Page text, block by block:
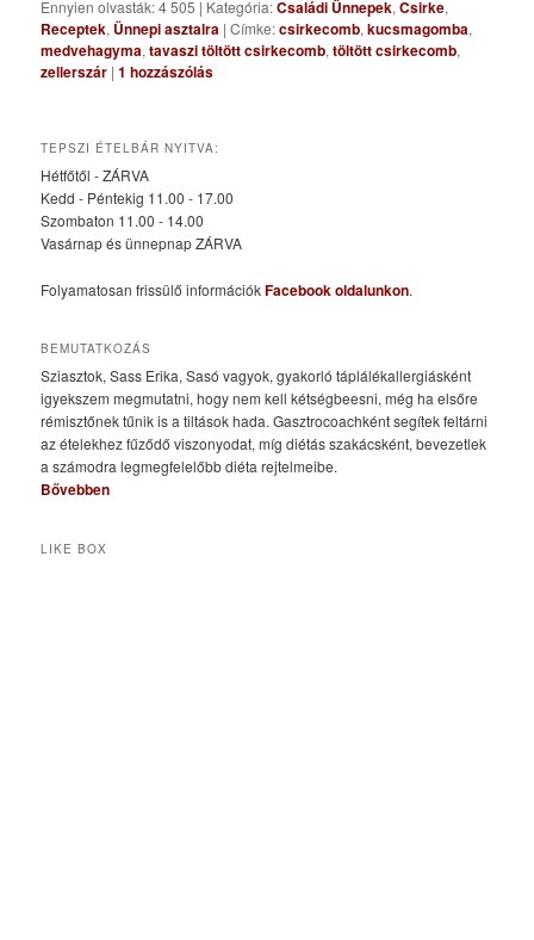
Ennyien olvasták: 4 505 | Kategória:Családi Ünnepek,Csirke,
Receptek, Ünnepi asztalra |Címke:csirkecomb,kucsmagomba,
medvehagyma,tavaszi töltött csirkecomb,töltött csirkecomb,
zellerszár |1 hozzászólás
TEPSZI ÉTELBÁR NYITVA:
Hétfőtől - ZÁRVA
Kedd - Péntekig 11.00 - 17.00
Szombaton 11.00 - 14.00
Vasárnap és ünnepnap ZÁRVA
Folyamatosan frissülő információkFacebook oldalunkon.
BEMUTATKOZÁS
Sziasztok, Sass Erika, Sasó vagyok, gyakorló táplálékallergiásként
igyekszem megmutatni, hogy nem kell kétségbeesni, még ha elsőre
rémisztőnek tűnik is a tiltások hada. Gasztrocoachként segítek feltárni
az ételekhez fűződő viszonyodat, míg diétás szakácsként, bevezetlek
a számodra legmegfelelőbb diéta rejtelmeibe.
Bővebben
LIKE BOX